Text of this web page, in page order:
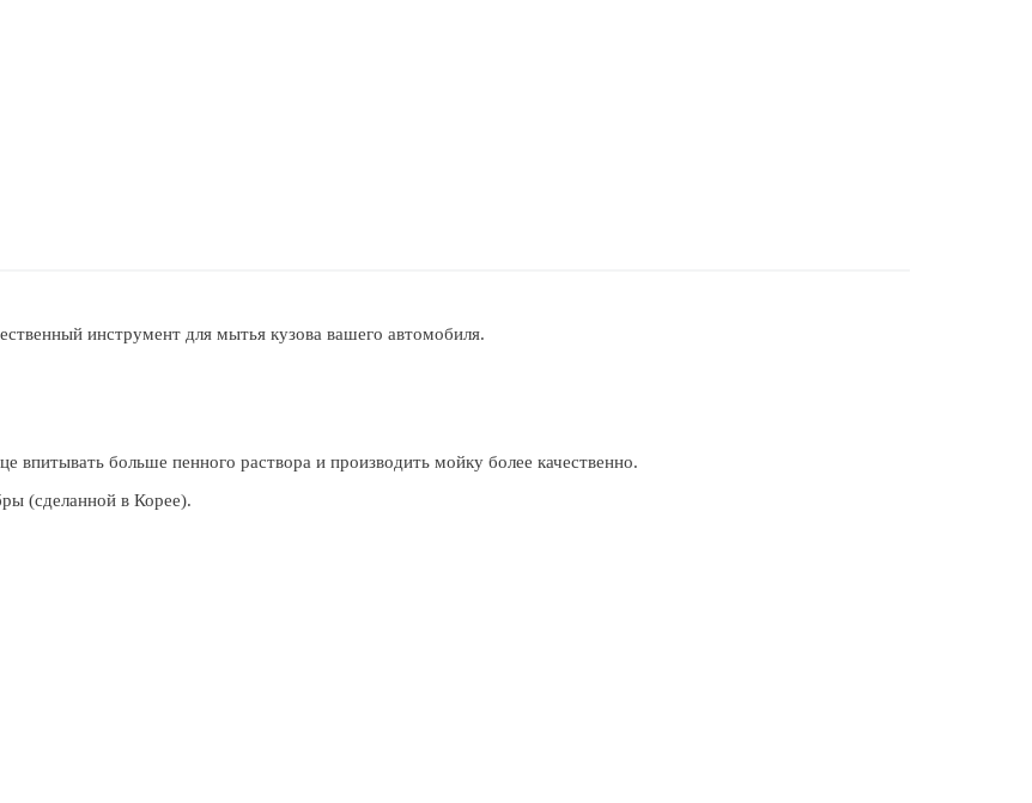
инструмент для мытья кузова вашего автомобиля.
впитывать больше пенного раствора и производить мойку более качественно.
(сделанной в Корее).